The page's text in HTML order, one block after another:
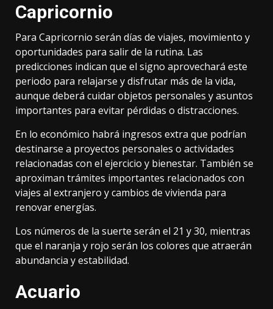
Capricornio
Para Capricornio serán días de viajes, movimiento y
oportunidades para salir de la rutina. Las
predicciones indican que el signo aprovechará este
periodo para relajarse y disfrutar más de la vida,
aunque deberá cuidar objetos personales y asuntos
importantes para evitar pérdidas o distracciones.
En lo económico habrá ingresos extra que podrían
destinarse a proyectos personales o actividades
relacionadas con el ejercicio y bienestar. También se
aproximan trámites importantes relacionados con
viajes al extranjero y cambios de vivienda para
renovar energías.
Los números de la suerte serán el 21 y 30, mientras
que el naranja y rojo serán los colores que atraerán
abundancia y estabilidad.
Acuario